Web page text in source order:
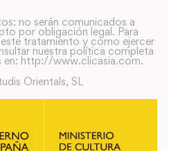
no serán comunicados a
por obligación legal. Para
tratamiento y como ejercer
nuestra política completa
en: http://www.clicasia.com.
Orientals, SL